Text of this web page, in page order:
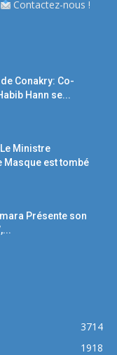
Contactez-nous !
Conakry: Co-
Hann se...
Ministre
Masque est tombé
Présente son
3714
1918